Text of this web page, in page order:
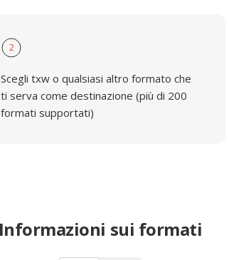
2
Scegli txw o qualsiasi altro formato che
ti serva come destinazione (più di 200
formati supportati)
Informazioni sui formati